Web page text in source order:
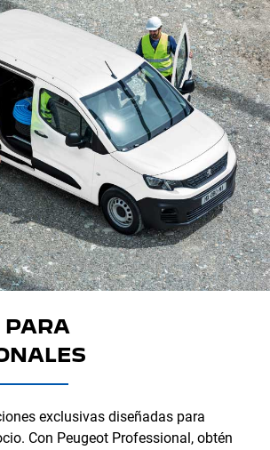
PARA
exclusivas diseñadas para
Con Peugeot Professional, obtén